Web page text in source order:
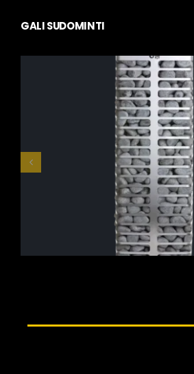
GALI SUDOMINTI
HUUM Steel
699,00€– 829,00